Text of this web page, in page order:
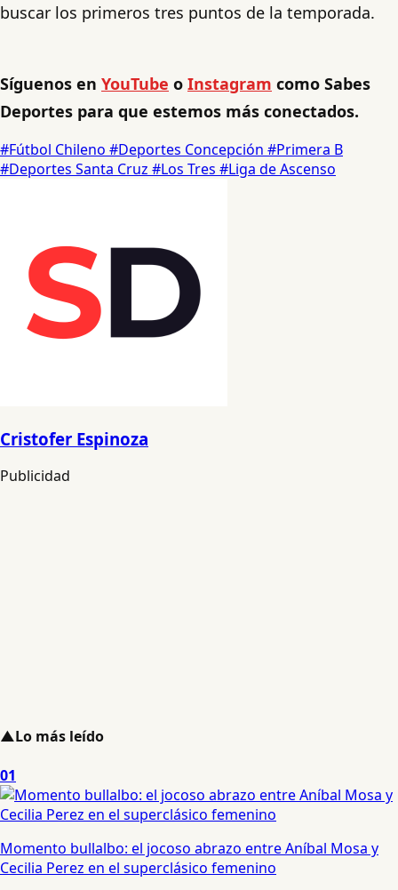
buscar los primeros tres puntos de la temporada.
Síguenos en YouTube o Instagram como Sabes
Deportes para que estemos más conectados.
#Fútbol Chileno #Deportes Concepción #Primera B
#Deportes Santa Cruz #Los Tres #Liga de Ascenso
Cristofer Espinoza
Publicidad
▲Lo más leído
01
Momento bullalbo: el jocoso abrazo entre Aníbal Mosa y
Cecilia Perez en el superclásico femenino